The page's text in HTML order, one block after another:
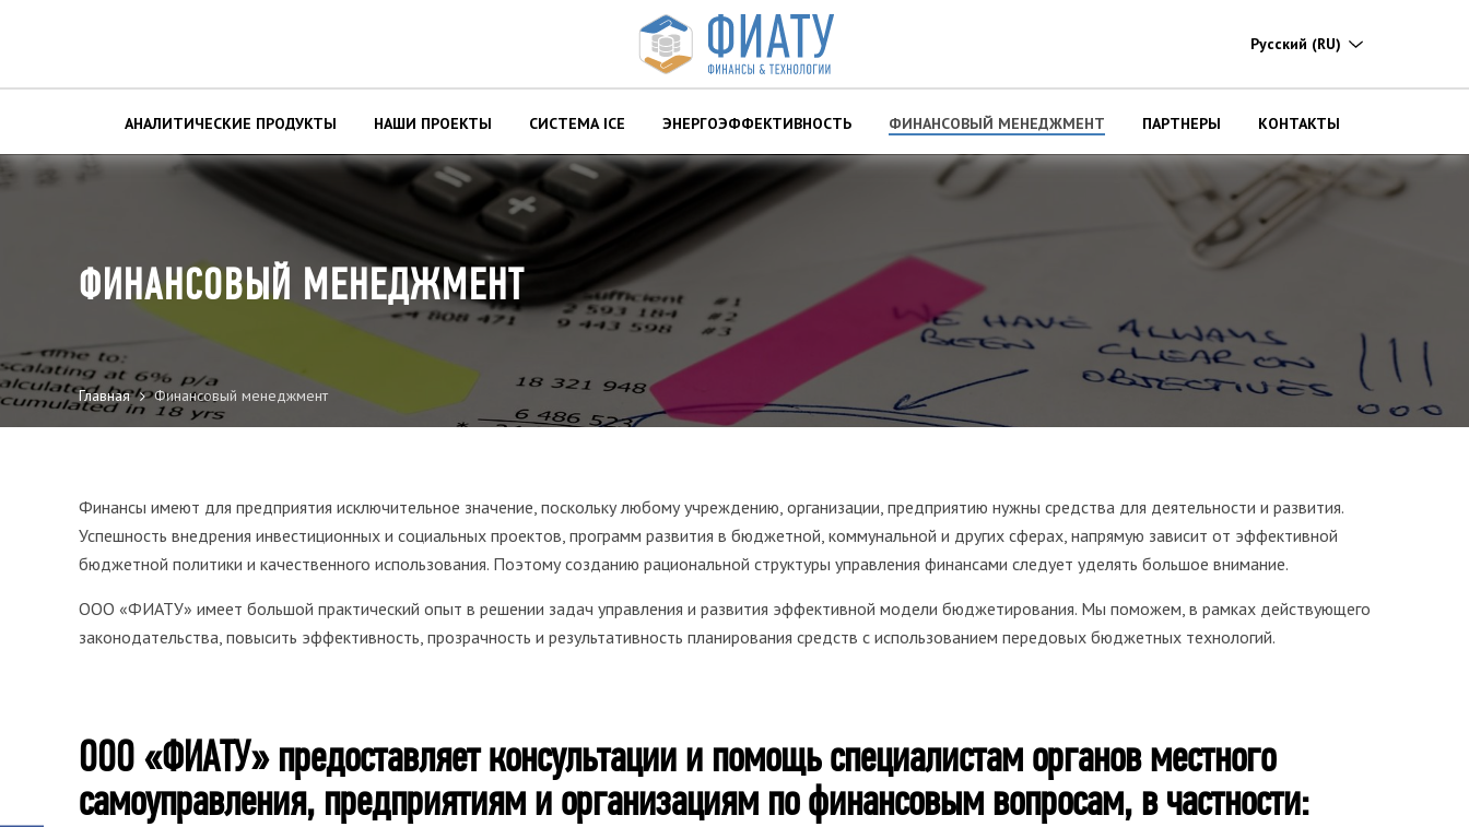
Русский (RU)
АНАЛИТИЧЕСКИЕ ПРОДУКТЫ НАШИ ПРОЕКТЫ СИСТЕМА ІСЕ ЭНЕРГОЭФФЕКТИВНОСТЬ ФИНАНСОВЫЙ МЕНЕДЖМЕНТ ПАРТНЕРЫ КОНТАКТЫ
ФИНАНСОВЫЙ МЕНЕДЖМЕНТ
Главная Финансовый менеджмент
Финансы имеют для предприятия исключительное значение, поскольку любому учреждению, организации, предприятию нужны средства для деятельности и развития.
Успешность внедрения инвестиционных и социальных проектов, программ развития в бюджетной, коммунальной и других сферах, напрямую зависит от эффективной
бюджетной политики и качественного использования. Поэтому созданию рациональной структуры управления финансами следует уделять большое внимание.
ООО «ФИАТУ» имеет большой практический опыт в решении задач управления и развития эффективной модели бюджетирования. Мы поможем, в рамках действующего
законодательства, повысить эффективность, прозрачность и результативность планирования средств с использованием передовых бюджетных технологий.
ООО «ФИАТУ» предоставляет консультации и помощь специалистам органов местного
самоуправления, предприятиям и организациям по финансовым вопросам, в частности: